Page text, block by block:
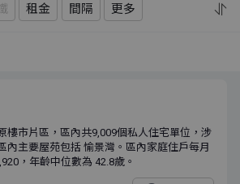
租金 間隔 更多
樓市片區，區內共9,009個私人住宅單位，涉
內主要屋苑包括 愉景灣。區內家庭住戶每月
，年齡中位數為 42.8歲。